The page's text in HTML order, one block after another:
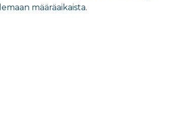
määräaikaista.